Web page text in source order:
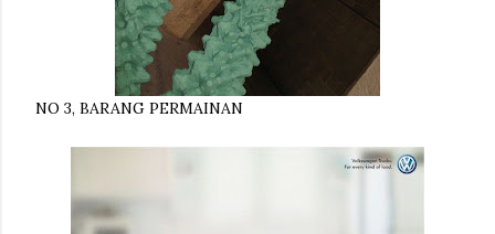
NO 3, BARANG PERMAINAN